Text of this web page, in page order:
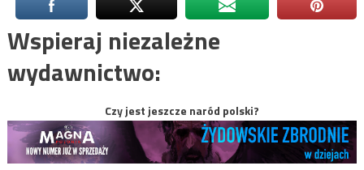
Wspieraj niezależne
wydawnictwo:
Czy jest jeszcze naród polski?